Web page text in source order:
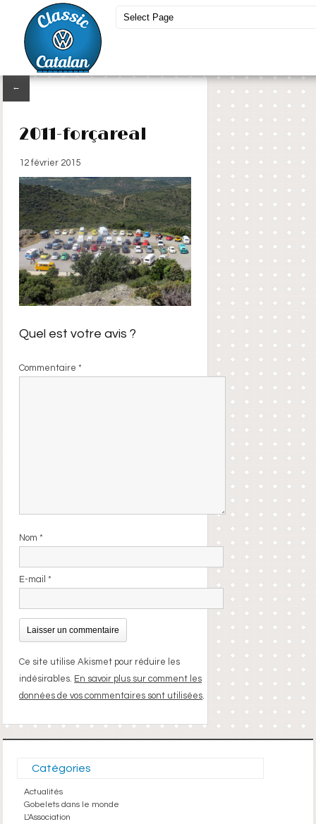
←
2011-forçareal
12 février 2015
Quel est votre avis ?
Commentaire*
Nom*
E-mail*
Ce site utilise Akismet pour réduire les
indésirables. En savoir plus sur comment les
données de vos commentaires sont utilisées
Catégories
Actualités
Gobelets dans le monde
L'Association